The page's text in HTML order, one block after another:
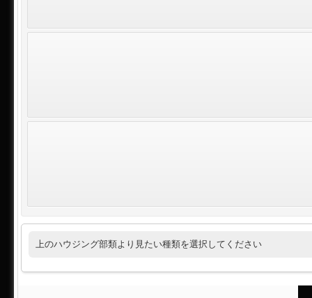
上のハウジング部類より見たい種類を選択してください